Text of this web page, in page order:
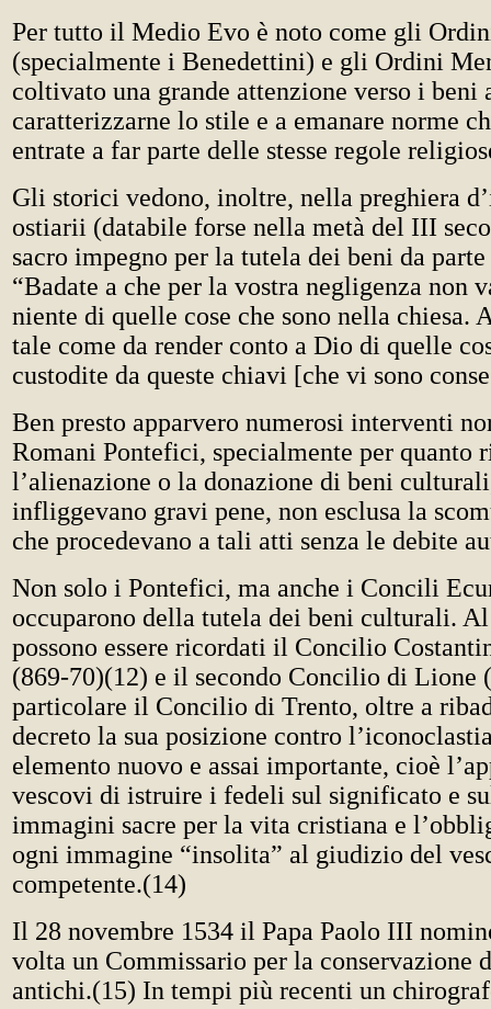
Per tutto il Medio Evo è noto come gli
(specialmente i Benedettini) e gli Ordini
coltivato una grande attenzione verso i
caratterizzarne lo stile e a emanare norme
entrate a far parte delle stesse regole
Gli storici vedono, inoltre, nella preghiera
ostiarii (databile forse nella metà del III
sacro impegno per la tutela dei beni da
“Badate a che per la vostra negligenza non
niente di quelle cose che sono nella chiesa.
tale come da render conto a Dio di quelle
custodite da queste chiavi [che vi sono
Ben presto apparvero numerosi interventi
Romani Pontefici, specialmente per quanto
l’alienazione o la donazione di beni
infliggevano gravi pene, non esclusa la
che procedevano a tali atti senza le debite
Non solo i Pontefici, ma anche i Concili
occuparono della tutela dei beni culturali.
possono essere ricordati il Concilio
(869-70)(12) e il secondo Concilio di Lione
particolare il Concilio di Trento, oltre a
decreto la sua posizione contro
elemento nuovo e assai importante, cioè
vescovi di istruire i fedeli sul significato e
immagini sacre per la vita cristiana e
ogni immagine “insolita” al giudizio del
competente.(14)
Il 28 novembre 1534 il Papa Paolo III
volta un Commissario per la conservazione
antichi.(15) In tempi più recenti un